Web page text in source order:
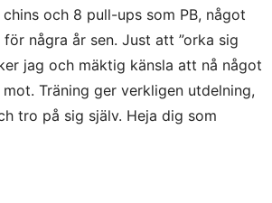
och 8 pull-ups som PB, något
några år sen. Just att ”orka sig
jag och mäktig känsla att nå något
Träning ger verkligen utdelning,
tro på sig själv. Heja dig som